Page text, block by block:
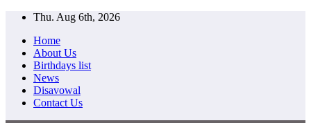
Skip
content
Thu. Aug 6th, 2026
Home
About Us
Birthdays list
News
Disavowal
Contact Us